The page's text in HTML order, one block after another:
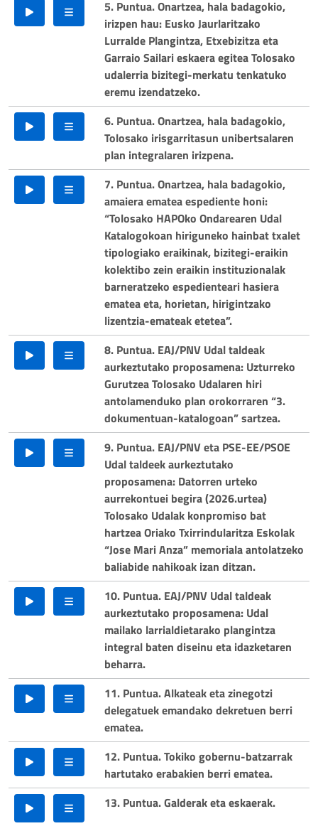
5. Puntua. Onartzea, hala badagokio,
irizpen hau: Eusko Jaurlaritzako
Lurralde Plangintza, Etxebizitza eta
Garraio Sailari eskaera egitea Tolosako
udalerria bizitegi-merkatu tenkatuko
eremu izendatzeko.
6. Puntua. Onartzea, hala badagokio,
Tolosako irisgarritasun unibertsalaren
plan integralaren irizpena.
7. Puntua. Onartzea, hala badagokio,
amaiera ematea espediente honi:
“Tolosako HAPOko Ondarearen Udal
Katalogokoan hiriguneko hainbat txalet
tipologiako eraikinak, bizitegi-eraikin
kolektibo zein eraikin instituzionalak
barneratzeko espedienteari hasiera
ematea eta, horietan, hirigintzako
lizentzia-emateak etetea”.
8. Puntua. EAJ/PNV Udal taldeak
aurkeztutako proposamena: Uzturreko
Gurutzea Tolosako Udalaren hiri
antolamenduko plan orokorraren “3.
dokumentuan-katalogoan” sartzea.
9. Puntua. EAJ/PNV eta PSE-EE/PSOE
Udal taldeek aurkeztutako
proposamena: Datorren urteko
aurrekontuei begira (2026.urtea)
Tolosako Udalak konpromiso bat
hartzea Oriako Txirrindularitza Eskolak
“Jose Mari Anza” memoriala antolatzeko
baliabide nahikoak izan ditzan.
10. Puntua. EAJ/PNV Udal taldeak
aurkeztutako proposamena: Udal
mailako larrialdietarako plangintza
integral baten diseinu eta idazketaren
beharra.
11. Puntua. Alkateak eta zinegotzi
delegatuek emandako dekretuen berri
ematea.
12. Puntua. Tokiko gobernu-batzarrak
hartutako erabakien berri ematea.
13. Puntua. Galderak eta eskaerak.